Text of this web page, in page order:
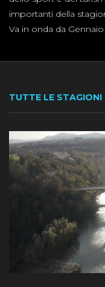
importanti della
Va in onda da
TUTTE LE STAGIONI